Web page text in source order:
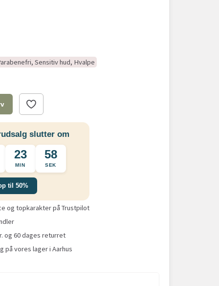
Sensitiv hud, Hvalpe
slutter om
23
MIN
57
SEK
til 50%
og topkarakter på Trustpilot
og 60 dages returret
på vores lager i Aarhus